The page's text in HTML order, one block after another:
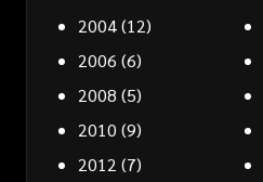
2004(12)
2006 (6)
2008 (5)
2010 (9)
2012 (7)